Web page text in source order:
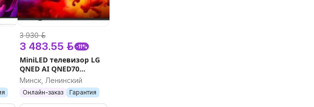
3 930 р.
3 483.55 р. -11%
MiniLED телевизор LG
QNED AI QNED70
75QNED70B6A
Минск, Ленинский
Онлайн-заказ Гарантия